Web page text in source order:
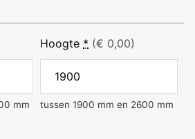
mm
Hoogte * (€ 0,00)
tussen 1900 mm en 2600 mm